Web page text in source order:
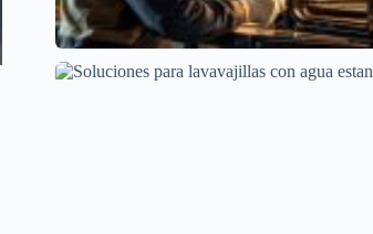
Por Qué Tu Horno Se Apaga a Mitad de